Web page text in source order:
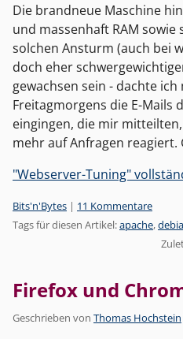
Die brandneue Maschine
und massenhaft RAM sowie
solchen Ansturm (auch bei
doch eher
gewachsen sein - dachte ich
Freitagmorgens die E-Mails
eingingen, die mir
mehr auf Anfragen reagiert.
"Webserver-Tuning"
Kategorien:
Bits'n'Bytes | 11 Kommentare
Tags für diesen Artikel:apache,
Firefox und
Geschrieben von Thomas Hochstein